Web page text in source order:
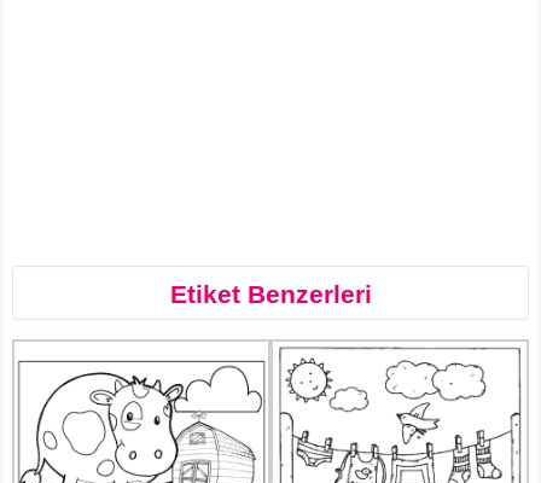
Etiket Benzerleri